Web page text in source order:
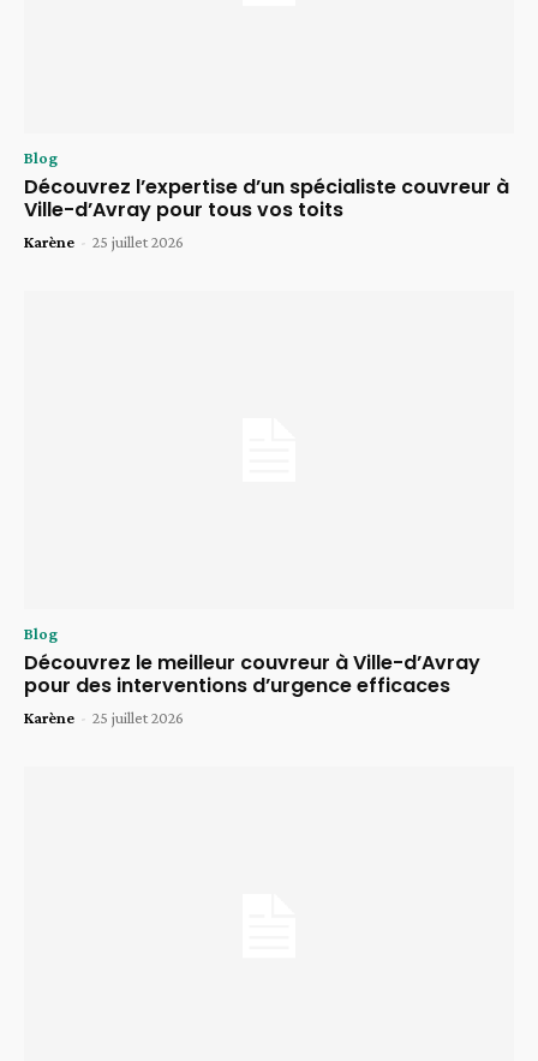
Blog
Découvrez l’expertise d’un spécialiste couvreur à
Ville-d’Avray pour tous vos toits
Karène - 25 juillet 2026
Blog
Découvrez le meilleur couvreur à Ville-d’Avray
pour des interventions d’urgence efficaces
Karène - 25 juillet 2026